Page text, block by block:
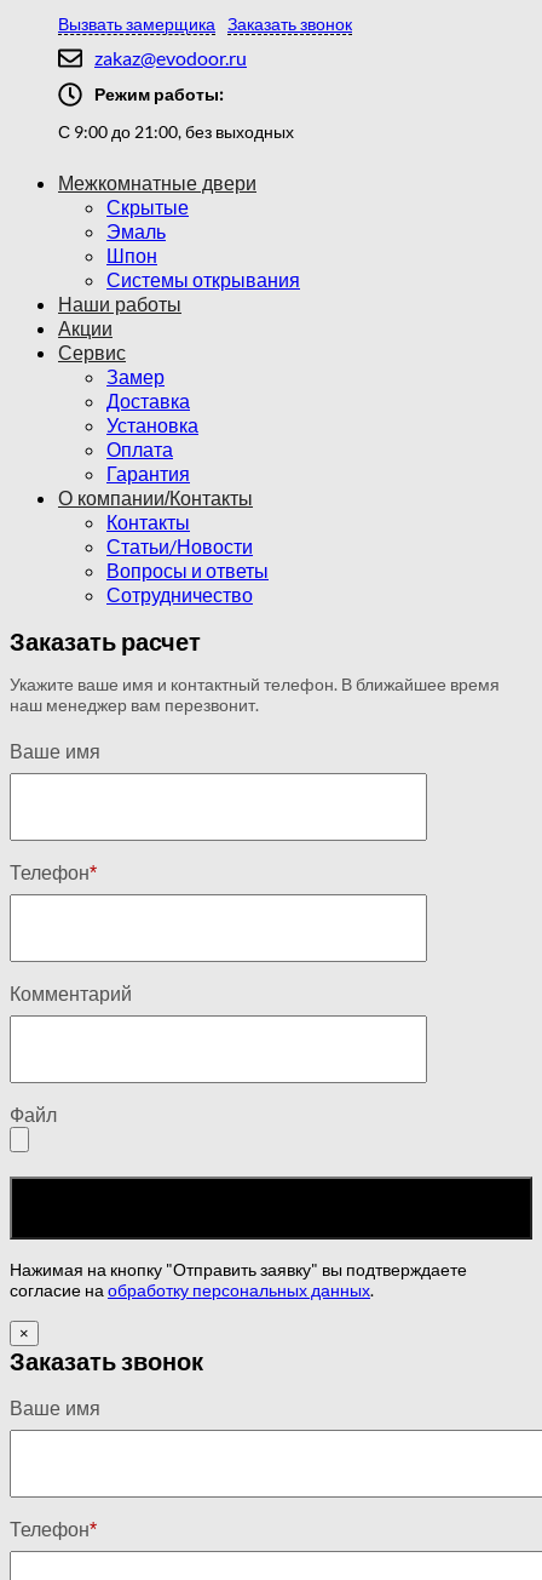
Вызвать замерщика Заказать звонок
zakaz@evodoor.ru
Режим работы:
С 9:00 до 21:00, без выходных
Межкомнатные двери
Скрытые
Эмаль
Шпон
Системы открывания
Наши работы
Акции
Сервис
Замер
Доставка
Установка
Оплата
Гарантия
О компании/Контакты
Контакты
Статьи/Новости
Вопросы и ответы
Сотрудничество
Заказать расчет
Укажите ваше имя и контактный телефон. В ближайшее время
наш менеджер вам перезвонит.
Ваше имя
Телефон*
Комментарий
Файл
Нажимая на кнопку "Отправить заявку" вы подтверждаете
согласие на обработку персональных данных.
×
Заказать звонок
Ваше имя
Телефон*